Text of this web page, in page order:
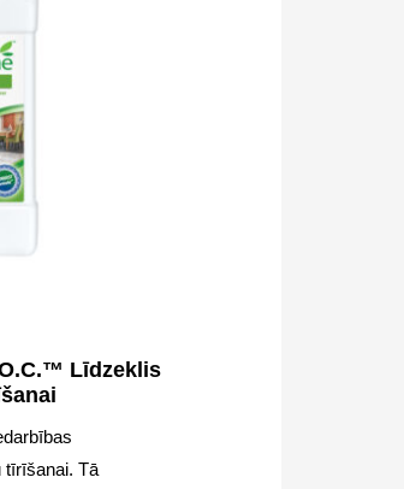
Līdzeklis
tīrīšanai. Tā